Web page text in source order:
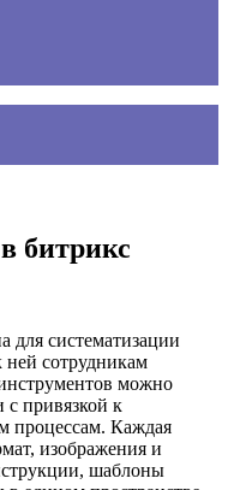
битрикс
для систематизации
сотрудникам
можно
с привязкой к
процессам. Каждая
изображения и
шаблоны